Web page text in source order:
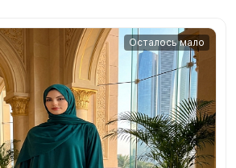
Осталось мало